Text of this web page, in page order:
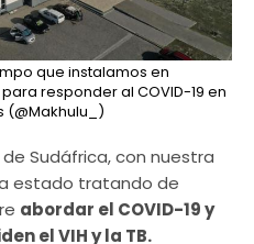
que instalamos en
responder al COVID-19 en
(@Makhulu_)
Sudáfrica, con nuestra
estado tratando de
abordar el COVID-19 y
el VIH y la TB.